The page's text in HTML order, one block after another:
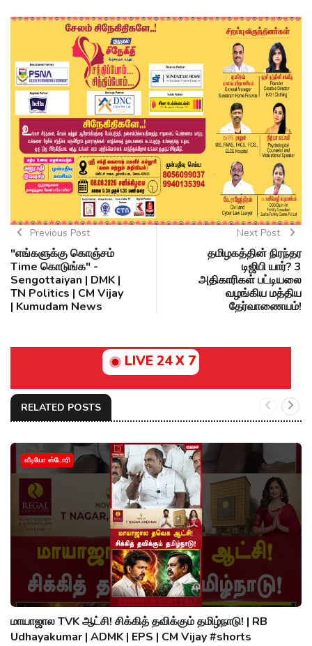
Previous Post
"எங்களுக்கு கொஞ்சம்
Time கொடுங்க" -
Sengottaiyan | DMK |
TN Politics | CM Vijay
| Kumudam News
Next Post
தமிழகத்தின் நிரந்தர
டிஜிபி யார்? 3
அதிகாரிகள் பட்டியலை
வழங்கிய மத்திய
தேர்வாணையம்!
LIVE 24 X 7
RELATED POSTS
வீடியோ ஸ்டோரி
மாயாஜால TVK ஆட்சி! சிக்கித் தவிக்கும் தமிழ்நாடு! | RB
Udhayakumar | ADMK | EPS | CM Vijay #shorts